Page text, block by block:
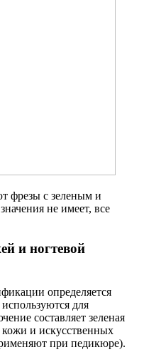
фрезы с зеленым и
не имеет, все
и ногтевой
определяется
для
составляет зеленая
кожи и искусственных
при педикюре).